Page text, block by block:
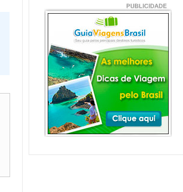
em Florianópolis
Florianópolis é um dos destinos mais
desejados dos último...
Veja mais...
Garopaba e Região com
Crianças
Garopaba é um município de Santa
Catarina a 80 quilômetro...
Veja mais...
Litoral de Santa Catarina